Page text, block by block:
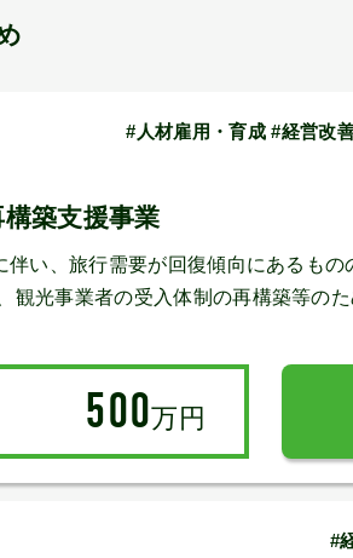
#人材雇用・育成 #経営改
構築支援事業
い、旅行需要が回復傾向にあるも
光事業者の受入体制の再構築等のた
500万円
#